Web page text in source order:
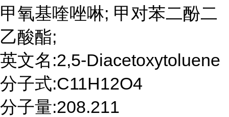
甲氧基喹唑啉; 甲对苯二酚二
乙酸酯;
英文名:2,5-Diacetoxytoluene
分子式:C11H12O4
分子量:208.211